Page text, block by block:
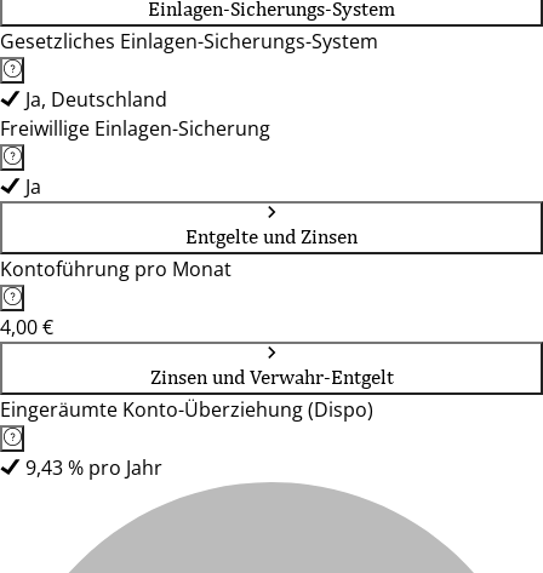
Einlagen-Sicherungs-System
Gesetzliches Einlagen-Sicherungs-System
Ja, Deutschland
Freiwillige Einlagen-Sicherung
Ja
Entgelte und Zinsen
Kontoführung pro Monat
4,00 €
Zinsen und Verwahr-Entgelt
Eingeräumte Konto-Überziehung (Dispo)
9,43 % pro Jahr